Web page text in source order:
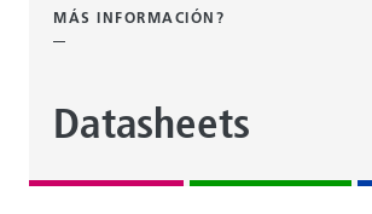
MÁS INFORMACIÓN?
Datasheets